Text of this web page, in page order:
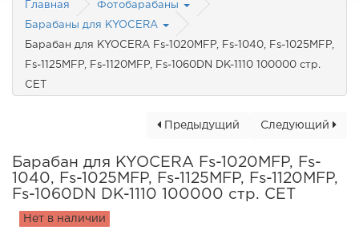
Главная Фотобарабаны
Барабаны для KYOCERA
Барабан для KYOCERA Fs-1020MFP, Fs-1040, Fs-1025MFP,
Fs-1125MFP, Fs-1120MFP, Fs-1060DN DK-1110 100000 стр.
CET
Следующий
Предыдущий
Барабан для KYOCERA Fs-1020MFP, Fs-
1040, Fs-1025MFP, Fs-1125MFP, Fs-1120MFP,
Fs-1060DN DK-1110 100000 стр. CET
Нет в наличии